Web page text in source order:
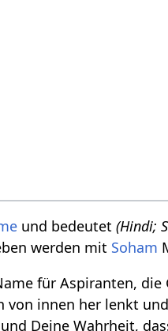
und bedeutet(Hindi;
werden mit Soham
für Aspiranten, die
innen her lenkt
Deine Wahrheit,